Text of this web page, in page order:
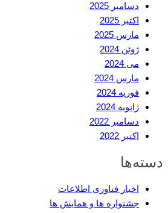
دسامبر 2025
اکتبر 2025
مارس 2025
ژوئن 2024
می 2024
مارس 2024
فوریه 2024
ژانویه 2024
دسامبر 2022
اکتبر 2022
دسته‌ها
اخبار فناوری اطلاعات
جشنواره ها و همایش ها